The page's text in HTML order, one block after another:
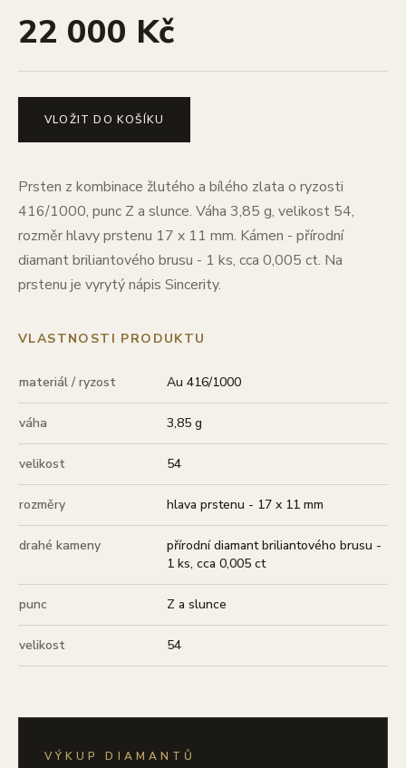
22 000 Kč
VLOŽIT DO KOŠÍKU
Prsten z kombinace žlutého a bílého zlata o ryzosti
416/1000, punc Z a slunce. Váha 3,85 g, velikost 54,
rozměr hlavy prstenu 17 x 11 mm. Kámen - přírodní
diamant briliantového brusu - 1 ks, cca 0,005 ct. Na
prstenu je vyrytý nápis Sincerity.
VLASTNOSTI PRODUKTU
materiál / ryzost Au 416/1000
váha 3,85 g
velikost 54
rozměry hlava prstenu - 17 x 11 mm
drahé kameny
přírodní diamant briliantového brusu -
1 ks, cca 0,005 ct
punc Z a slunce
velikost 54
VÝKUP DIAMANTŮ